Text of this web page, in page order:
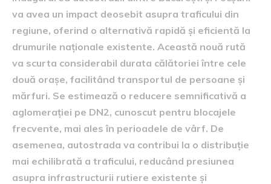
va avea un impact deosebit asupra traficului din
regiune, oferind o alternativă rapidă și eficientă la
drumurile naționale existente. Această nouă rută
va scurta considerabil durata călătoriei între cele
două orașe, facilitând transportul de persoane și
mărfuri. Se estimează o reducere semnificativă a
aglomerației pe DN2, cunoscut pentru blocajele
frecvente, mai ales în perioadele de vârf. De
asemenea, autostrada va contribui la o distribuție
mai echilibrată a traficului, reducând presiunea
asupra infrastructurii rutiere existente și